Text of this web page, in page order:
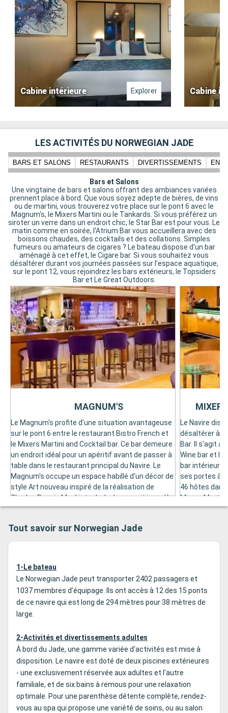
Cabine intérieure Explorer Cabine
LES ACTIVITÉS DU NORWEGIAN JADE
BARS ET SALONS RESTAURANTS DIVERTISSEMENTS
Bars et Salons
Une vingtaine de bars et salons offrant des ambiances variées
prennent place à bord. Que vous soyez adepte de bières, de vins
ou de martini, vous trouverez votre place sur le pont 6 avec le
Magnum's, le Mixers Martini ou le Tankards. Si vous préférez un
siroter un verre dans un endroit chic, le Star Bar est pour vous. Le
matin comme en soirée, l'Atrium Bar vous accueillera avec des
boissons chaudes, des cocktails et des collations. Simples
fumeurs ou amateurs de cigares ? Le bateau dispose d'un bar
aménagé à cet effet, le Cigare bar. Si vous souhaitez vous
désaltérer durant vos journées passées sur l’espace aquatique,
sur le pont 12, vous rejoindrez les bars extérieurs, le Topsiders
Bar et Le Great Outdoors.
Le Magnum's profite d'une situation avantageuse
sur le pont 6 entre le restaurant Bistro French et
le Mixers Martini and Cocktail bar. Ce bar demeure
un endroit idéal pour un apéritif avant de passer à
table dans le restaurant principal du Navire. Le
Magnum's occupe un espace habillé d'un décor de
style Art nouveau inspiré de la réalisation de
Charles Rennie Mackintosh.. Le bar reçoit jusqu'à
81 hôtes dans un endroit calme pour apprécier
grand cru. Ouvert à partir de 12h00, le Magnum's
guitare ou de piano, des jeux de hasard et aussi
des chasses au trésor.
MAGNUM'S
Le Navire
désaltérer à
Bar. Il s'agit
Wine bar et le
bar intérieur
ses portes à
46 hôtes
Mixers
pour se faire
Tout savoir sur Norwegian Jade
1-Le bateau
Le Norwegian Jade peut transporter 2402 passagers et
1037 membres d’équipage. Ils ont accès à 12 des 15 ponts
de ce navire qui est long de 294 mètres pour 38 mètres de
large.
2-Activités et divertissements adultes
À bord du Jade, une gamme variée d'activités est mise à
disposition. Le navire est doté de deux piscines extérieures
- une exclusivement réservée aux adultes et l'autre
familiale, et de six bains à remous pour une relaxation
optimale. Pour une parenthèse détente complète, rendez-
vous au spa qui propose une variété de soins, ou au salon